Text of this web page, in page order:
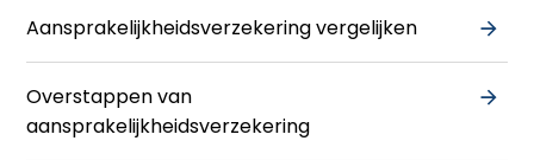
Aansprakelijkheidsverzekering vergelijken
Overstappen van
aansprakelijkheidsverzekering